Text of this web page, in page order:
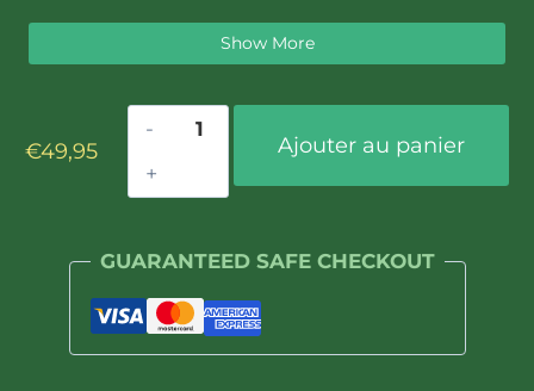
Nos clients nous disent qu’ils ressentent déjà
un effet positif avec 1 ou 2 gommes !
Les gommes contiennent 25 mg de CBD
chacune et sont disponibles dans des
contenants de 10 pièces, 30 pièces et 60 pièces.
européennes il contient une concentration de
Show More
€49,95
quantité
Gommes
myrtille
CBD
Ajouter au panier
GUARANTEED SAFE CHECKOUT